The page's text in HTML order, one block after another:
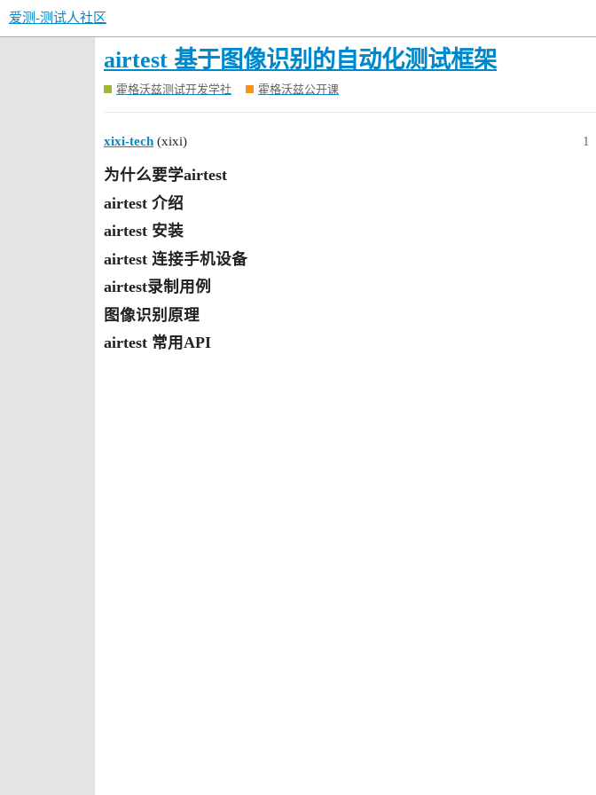
爱测-测试人社区
airtest 基于图像识别的自动化测试框架
霍格沃兹测试开发学社 霍格沃兹公开课
xixi-tech (xixi) 1
为什么要学airtest
airtest 介绍
airtest 安装
airtest 连接手机设备
airtest录制用例
图像识别原理
airtest 常用API